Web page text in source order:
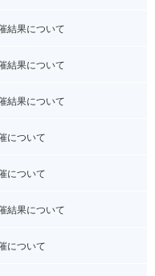
結果について
結果について
結果について
について
について
結果について
について